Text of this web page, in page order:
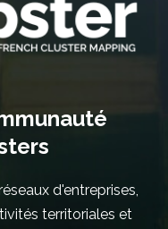
d'entreprises,
territoriales et